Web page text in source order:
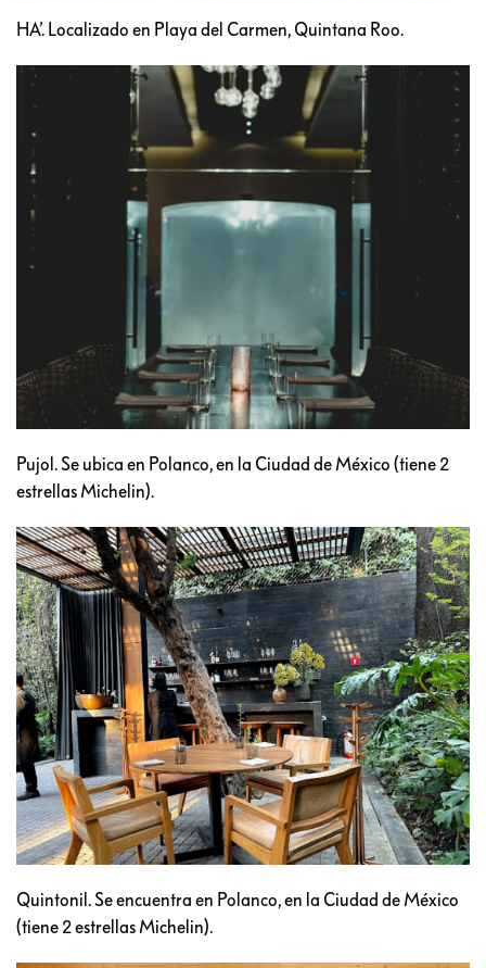
HA’. Localizado en Playa del Carmen, Quintana Roo.
Pujol. Se ubica en Polanco, en la Ciudad de México (tiene 2
estrellas Michelin).
Quintonil. Se encuentra en Polanco, en la Ciudad de México
(tiene 2 estrellas Michelin).